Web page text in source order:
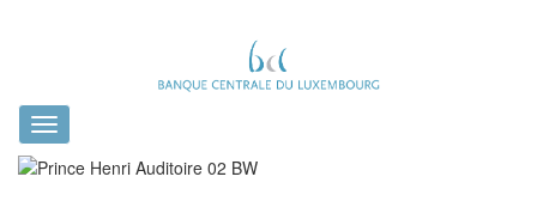
Toggle
navigation